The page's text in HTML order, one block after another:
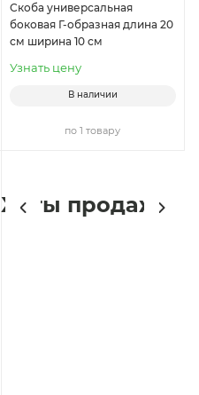
Скоба универсальная
боковая Г-образная длина 20
см ширина 10 см
Узнать цену
В наличии
по 1 товару
Хиты продаж